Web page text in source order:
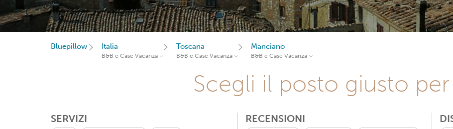
Bluepillow Italia
B&B e Case Vacanza
Toscana
B&B e Case Vacanza
Manciano
B&B e Case Vacanza
Scegli il posto giusto
SERVIZI RECENSIONI